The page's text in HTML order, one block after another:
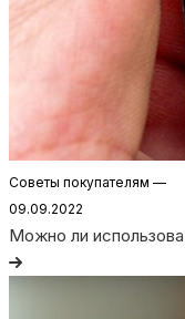
Советы покупателям —
09.09.2022
Можно ли